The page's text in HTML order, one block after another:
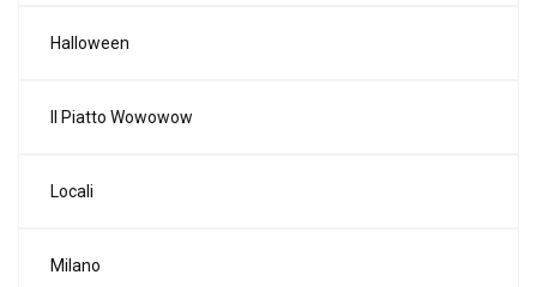
Halloween
Il Piatto Wowowow
Locali
Milano